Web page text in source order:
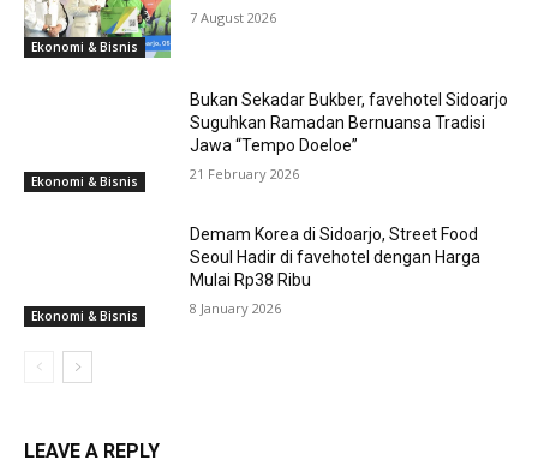
Ekonomi & Bisnis
7 August 2026
Ekonomi & Bisnis
Bukan Sekadar Bukber, favehotel Sidoarjo
Suguhkan Ramadan Bernuansa Tradisi
Jawa “Tempo Doeloe”
21 February 2026
Ekonomi & Bisnis
Demam Korea di Sidoarjo, Street Food
Seoul Hadir di favehotel dengan Harga
Mulai Rp38 Ribu
8 January 2026
LEAVE A REPLY